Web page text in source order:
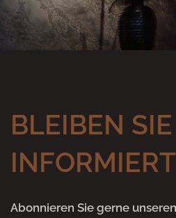
BLEIBEN SIE
INFORMIERT
Abonnieren Sie gerne